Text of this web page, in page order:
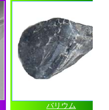
バリウム